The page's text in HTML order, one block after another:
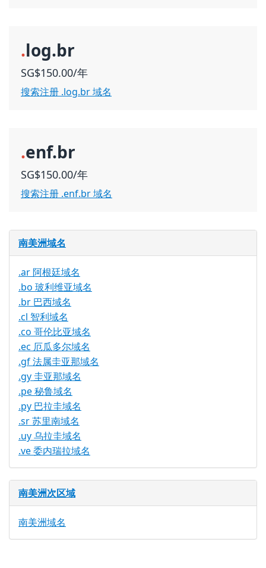
.log.br
SG$150.00/年
搜索注册 .log.br 域名
.enf.br
SG$150.00/年
搜索注册 .enf.br 域名
南美洲域名
.ar 阿根廷域名
.bo 玻利维亚域名
.br 巴西域名
.cl 智利域名
.co 哥伦比亚域名
.ec 厄瓜多尔域名
.gf 法属圭亚那域名
.gy 圭亚那域名
.pe 秘鲁域名
.py 巴拉圭域名
.sr 苏里南域名
.uy 乌拉圭域名
.ve 委内瑞拉域名
南美洲次区域
南美洲域名